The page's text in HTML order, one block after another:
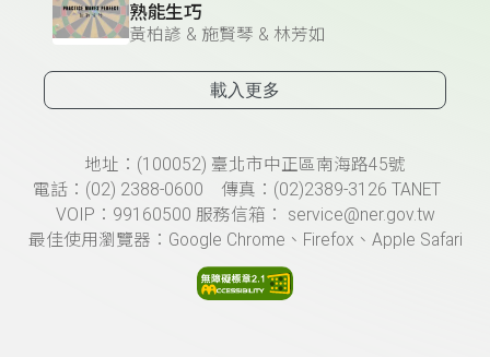
熟能生巧
黃柏諺 & 施賢琴 & 林芳如
載入更多
頁尾資訊地址：(100052) 臺北市中正區南海路45號
電話：(02) 2388-0600 傳真：(02)2389-3126 TANET
VOIP：99160500 服務信箱： service@ner.gov.tw
最佳使用瀏覽器：Google Chrome、Firefox、Apple Safari